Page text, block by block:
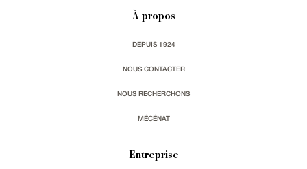
À propos
DEPUIS 1924
NOUS CONTACTER
NOUS RECHERCHONS
MÉCÉNAT
Entreprise